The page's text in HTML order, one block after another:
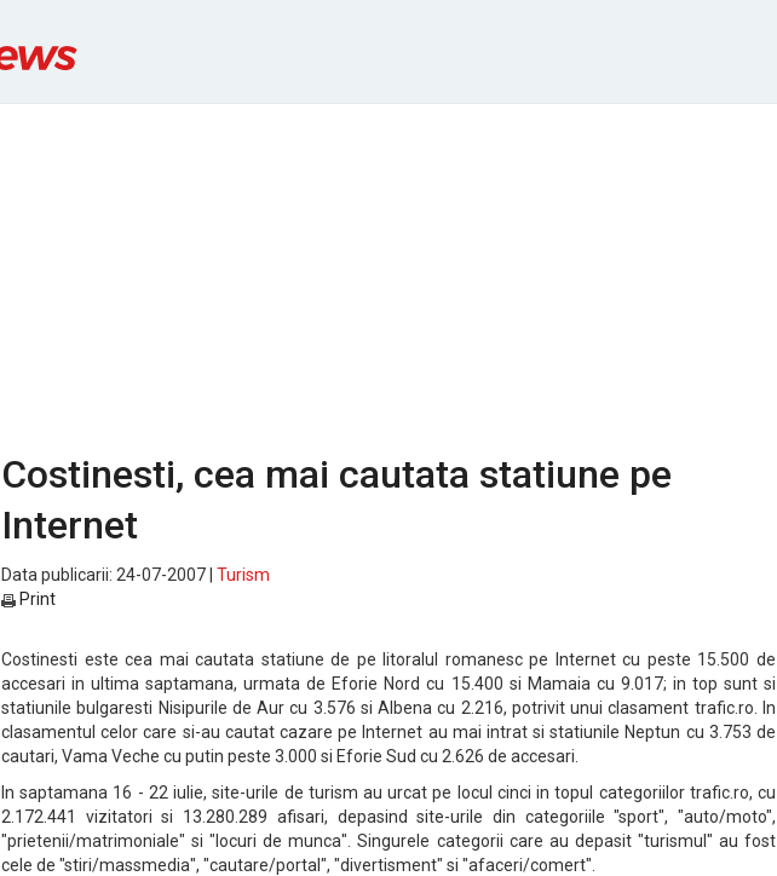
Costinesti, cea mai cautata statiune pe
Internet
Data publicarii: 24-07-2007 | Turism
Print
Costinesti este cea mai cautata statiune de pe litoralul romanesc pe Internet cu peste 15.500 de
accesari in ultima saptamana, urmata de Eforie Nord cu 15.400 si Mamaia cu 9.017; in top sunt si
statiunile bulgaresti Nisipurile de Aur cu 3.576 si Albena cu 2.216, potrivit unui clasament trafic.ro. In
clasamentul celor care si-au cautat cazare pe Internet au mai intrat si statiunile Neptun cu 3.753 de
cautari, Vama Veche cu putin peste 3.000 si Eforie Sud cu 2.626 de accesari.
In saptamana 16 - 22 iulie, site-urile de turism au urcat pe locul cinci in topul categoriilor trafic.ro, cu
2.172.441 vizitatori si 13.280.289 afisari, depasind site-urile din categoriile "sport", "auto/moto",
"prietenii/matrimoniale" si "locuri de munca". Singurele categorii care au depasit "turismul" au fost
cele de "stiri/massmedia", "cautare/portal", "divertisment" si "afaceri/comert".